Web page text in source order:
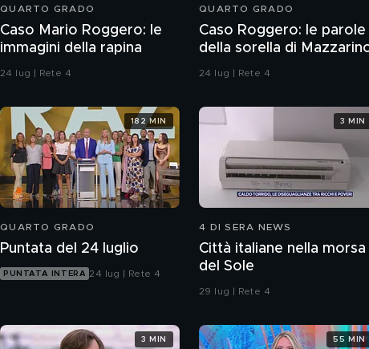
QUARTO GRADO
Caso Mario Roggero: le
immagini della rapina
24 lug | Rete 4
QUARTO GRADO
Caso Roggero: le parole
della sorella di
24 lug | Rete 4
QUARTO GRADO
Puntata del 24 luglio
PUNTATA INTERA 24 lug | Rete 4
182 MIN
4 DI SERA NEWS
Città italiane nella morsa
del Sole
29 lug | Rete 4
3 MIN
3 MIN 55 MIN